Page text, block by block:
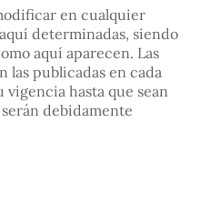
en cualquier
determinadas, siendo
aquí aparecen. Las
las publicadas en cada
hasta que sean
debidamente